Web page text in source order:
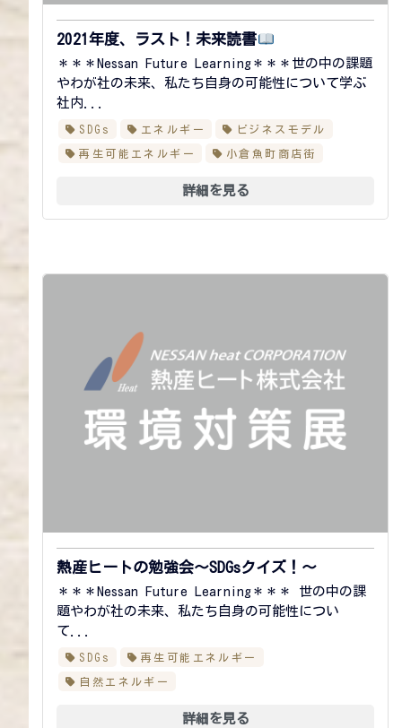
2021年度、ラスト！未来読書
＊＊＊Nessan Future Learning＊＊＊世の中の課題
やわが社の未来、私たち自身の可能性について学ぶ
社内...
SDGs エネルギー ビジネスモデル
再生可能エネルギー 小倉魚町商店街
詳細を見る
熱産ヒートの勉強会～SDGsクイズ！～
＊＊＊Nessan Future Learning＊＊＊ 世の中の課
題やわが社の未来、私たち自身の可能性につい
て...
SDGs 再生可能エネルギー
自然エネルギー
詳細を見る